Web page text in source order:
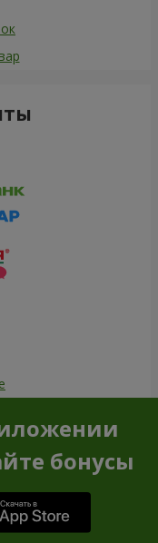
бонусы